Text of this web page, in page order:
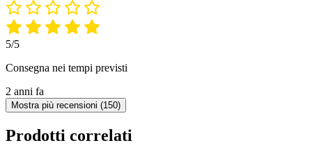
5/5
Consegna nei tempi previsti
2 anni fa
Mostra più recensioni (150)
Prodotti correlati